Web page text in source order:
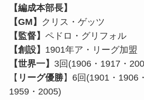
【編成本部長】
【GM】
クリス・ゲッツ
【監督】 ペドロ・グリフォル
【創設】 1901年ア・リーグ加盟
【世界一】 3回(1906・1917・
【 リーグ優勝】6回(1901・1906
1959・2005)